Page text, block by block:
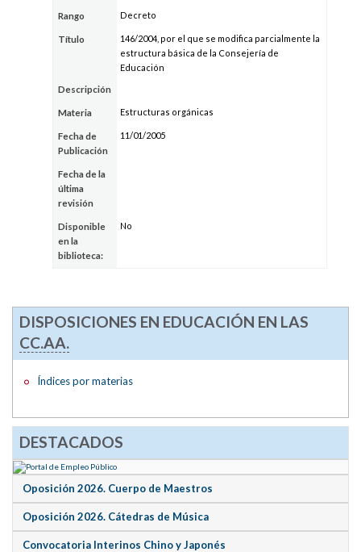
Rango Decreto
Título
146/2004, por el que se modifica parcialmente la
estructura básica de la Consejería de
Educación
Descripción
Materia Estructuras orgánicas
Fecha de
Publicación
11/01/2005
Fecha de la
última
revisión
Disponible
en la
biblioteca:
No
DISPOSICIONES EN EDUCACIÓN EN LAS
CC.AA.
Índices por materias
DESTACADOS
Oposición 2026. Cuerpo de Maestros
Oposición 2026. Cátedras de Música
Convocatoria Interinos Chino y Japonés